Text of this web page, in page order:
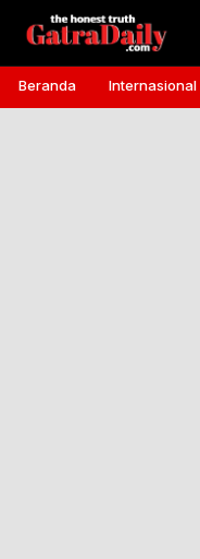
Gatra Daily
the honest truth
Beranda Internasional